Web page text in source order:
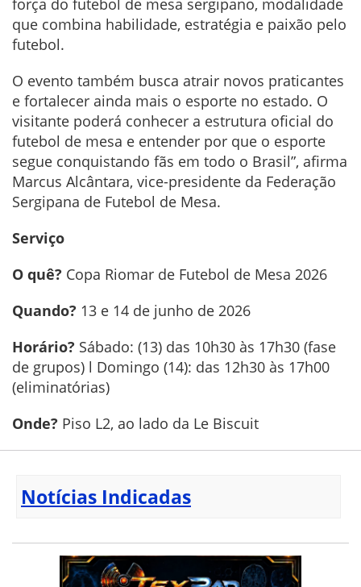
que combina habilidade, estratégia e paixão pelo
futebol.
O evento também busca atrair novos praticantes
e fortalecer ainda mais o esporte no estado. O
visitante poderá conhecer a estrutura oficial do
futebol de mesa e entender por que o esporte
segue conquistando fãs em todo o Brasil”, afirma
Marcus Alcântara, vice-presidente da Federação
Sergipana de Futebol de Mesa.
Serviço
O quê? Copa Riomar de Futebol de Mesa 2026
Quando? 13 e 14 de junho de 2026
Horário? Sábado: (13) das 10h30 às 17h30 (fase
de grupos) l Domingo (14): das 12h30 às 17h00
(eliminatórias)
Onde? Piso L2, ao lado da Le Biscuit
Notícias Indicadas